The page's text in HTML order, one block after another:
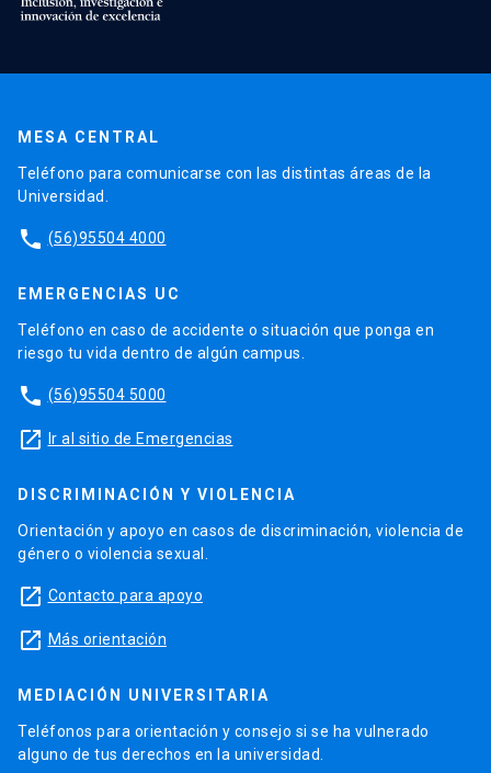
MESA CENTRAL
Teléfono para comunicarse con las distintas áreas de la
Universidad.
phone (56)95504 4000
EMERGENCIAS UC
Teléfono en caso de accidente o situación que ponga en
riesgo tu vida dentro de algún campus.
phone (56)95504 5000
launch Ir al sitio de Emergencias
DISCRIMINACIÓN Y VIOLENCIA
Orientación y apoyo en casos de discriminación, violencia de
género o violencia sexual.
launch Contacto para apoyo
launch Más orientación
MEDIACIÓN UNIVERSITARIA
Teléfonos para orientación y consejo si se ha vulnerado
alguno de tus derechos en la universidad.